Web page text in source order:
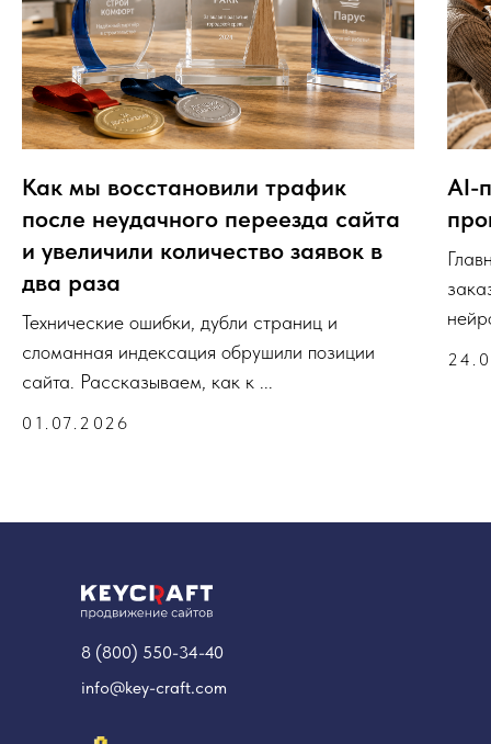
Как мы восстановили трафик
после неудачного переезда сайта
и увеличили количество заявок в
два раза
Технические ошибки, дубли страниц и
сломанная индексация обрушили позиции
сайта. Рассказываем, как к ...
01.07.2026
AI-
8 (800) 550-34-40
info@key-craft.com